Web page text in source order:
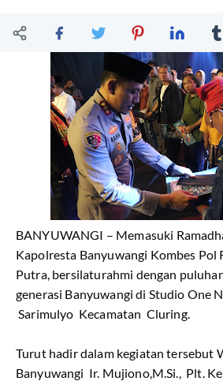
BANYUWANGI – Memasuki
Kapolresta Banyuwangi Kombes Pol
Putra, bersilaturahmi dengan
generasi Banyuwangi di Studio One
Sarimulyo Kecamatan Cluring.
Turut hadir dalam kegiatan tersebut
Banyuwangi Ir. Mujiono,M.Si., Plt.